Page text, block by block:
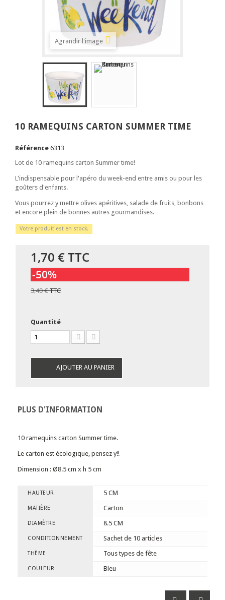
Agrandir l'image
10 RAMEQUINS CARTON SUMMER TIME
Référence 6313
Lot de 10 ramequins carton Summer time!
L'indispensable pour l'apéro du week-end entre amis ou pour les
goûters d'enfants.
Vous pourrez y mettre olives apéritives, salade de fruits, bonbons
et encore plein de bonnes autres gourmandises.
Votre produit est en stock.
1,70 €TTC
-50%
3,40 €TTC
Quantité
AJOUTER AU PANIER
PLUS D'INFORMATION
10 ramequins carton Summer time.
Le carton est écologique, pensez y!!
Dimension : Ø8.5 cm x h 5 cm
HAUTEUR 5 CM
MATIÈRE Carton
DIAMÈTRE 8.5 CM
CONDITIONNEMENT Sachet de 10 articles
THÈME Tous types de fête
COULEUR Bleu